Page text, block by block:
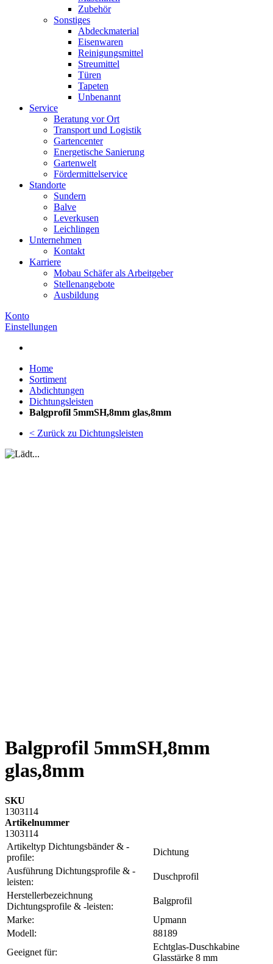
Zubehör
Sonstiges
Abdeckmaterial
Eisenwaren
Reinigungsmittel
Streumittel
Türen
Tapeten
Unbenannt
Service
Beratung vor Ort
Transport und Logistik
Gartencenter
Energetische Sanierung
Gartenwelt
Fördermittelservice
Standorte
Sundern
Balve
Leverkusen
Leichlingen
Unternehmen
Kontakt
Karriere
Mobau Schäfer als Arbeitgeber
Stellenangebote
Ausbildung
Konto
Einstellungen
Home
Sortiment
Abdichtungen
Dichtungsleisten
Balgprofil 5mmSH,8mm glas,8mm
< Zurück zu Dichtungsleisten
Balgprofil 5mmSH,8mm
glas,8mm
SKU
1303114
Artikelnummer
1303114
Artikeltyp Dichtungsbänder & -
profile:
Dichtung
Ausführung Dichtungsprofile & -
leisten:
Duschprofil
Herstellerbezeichnung
Dichtungsprofile & -leisten:
Balgprofil
Marke:
Upmann
Modell:
88189
Geeignet für:
Echtglas-Duschkabine
Glasstärke 8 mm